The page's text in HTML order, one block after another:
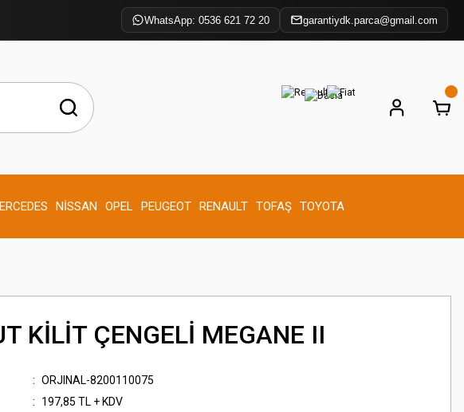
WhatsApp: 0536 621 72 20 garantiydk.parca@gmail.com
NİSSAN OPEL PEUGEOT RENAULT TOFAŞ TOYOTA
KİLİT ÇENGELİ MEGANE II
ORJINAL-8200110075
197,85 TL + KDV